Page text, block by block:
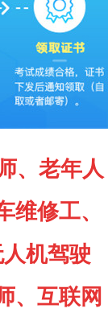
、老年人
修工、
机驾驶
、互联网